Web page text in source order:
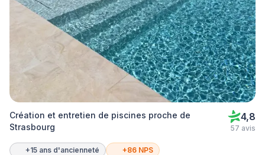
Création et entretien de piscines proche de
Strasbourg
4,8
57 avis
+15 ans d'ancienneté +86 NPS